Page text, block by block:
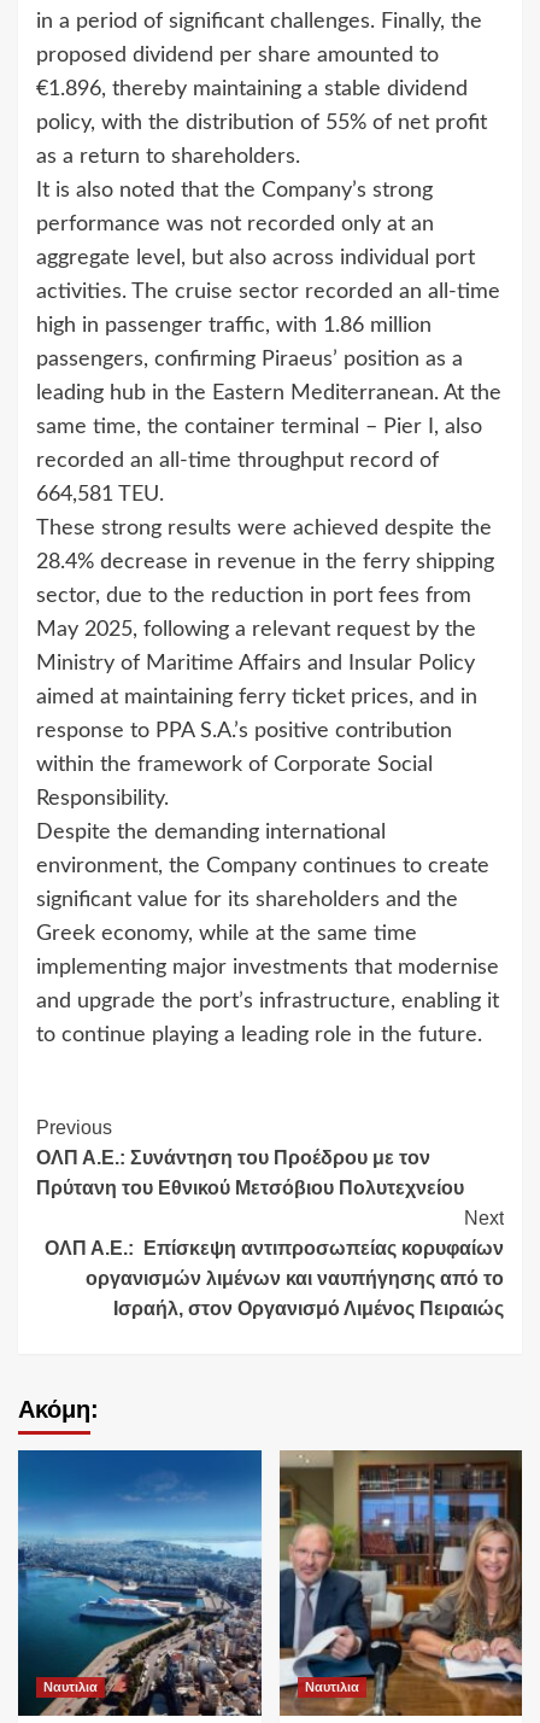
in a period of significant challenges. Finally, the
proposed dividend per share amounted to
€1.896, thereby maintaining a stable dividend
policy, with the distribution of 55% of net profit
as a return to shareholders.
It is also noted that the Company’s strong
performance was not recorded only at an
aggregate level, but also across individual port
activities. The cruise sector recorded an all-time
high in passenger traffic, with 1.86 million
passengers, confirming Piraeus’ position as a
leading hub in the Eastern Mediterranean. At the
same time, the container terminal – Pier I, also
recorded an all-time throughput record of
664,581 TEU.
These strong results were achieved despite the
28.4% decrease in revenue in the ferry shipping
sector, due to the reduction in port fees from
May 2025, following a relevant request by the
Ministry of Maritime Affairs and Insular Policy
aimed at maintaining ferry ticket prices, and in
response to PPA S.A.’s positive contribution
within the framework of Corporate Social
Responsibility.
Despite the demanding international
environment, the Company continues to create
significant value for its shareholders and the
Greek economy, while at the same time
implementing major investments that modernise
and upgrade the port’s infrastructure, enabling it
to continue playing a leading role in the future.
Continue
Reading
Previous
ΟΛΠ Α.Ε.: Συνάντηση του Προέδρου με τον
Πρύτανη του Εθνικού Μετσόβιου Πολυτεχνείου
Next
ΟΛΠ Α.Ε.: Επίσκεψη αντιπροσωπείας κορυφαίων
οργανισμών λιμένων και ναυπήγησης από το
Ισραήλ, στον Οργανισμό Λιμένος Πειραιώς
Ακόμη:
Ναυτιλια Ναυτιλια